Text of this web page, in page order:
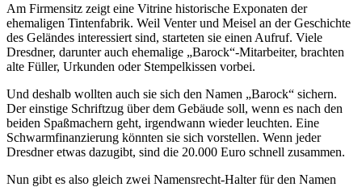
Am Firmensitz zeigt eine Vitrine historische Exponaten der
ehemaligen Tintenfabrik. Weil Venter und Meisel an der Geschichte
des Geländes interessiert sind, starteten sie einen Aufruf. Viele
Dresdner, darunter auch ehemalige „Barock“-Mitarbeiter, brachten
alte Füller, Urkunden oder Stempelkissen vorbei.
Und deshalb wollten auch sie sich den Namen „Barock“ sichern.
Der einstige Schriftzug über dem Gebäude soll, wenn es nach den
beiden Spaßmachern geht, irgendwann wieder leuchten. Eine
Schwarmfinanzierung könnten sie sich vorstellen. Wenn jeder
Dresdner etwas dazugibt, sind die 20.000 Euro schnell zusammen.
Nun gibt es also gleich zwei Namensrecht-Halter für den Namen